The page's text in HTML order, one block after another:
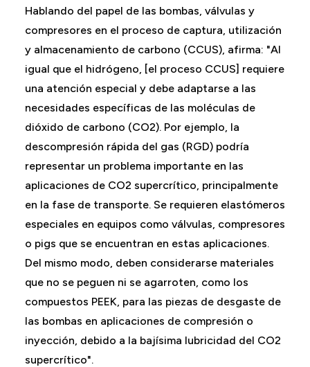
Hablando del papel de las bombas, válvulas y
compresores en el proceso de captura, utilización
y almacenamiento de carbono (CCUS), afirma: "Al
igual que el hidrógeno, [el proceso CCUS] requiere
una atención especial y debe adaptarse a las
necesidades específicas de las moléculas de
dióxido de carbono (CO2). Por ejemplo, la
descompresión rápida del gas (RGD) podría
representar un problema importante en las
aplicaciones de CO2 supercrítico, principalmente
en la fase de transporte. Se requieren elastómeros
especiales en equipos como válvulas, compresores
o pigs que se encuentran en estas aplicaciones.
Del mismo modo, deben considerarse materiales
que no se peguen ni se agarroten, como los
compuestos PEEK, para las piezas de desgaste de
las bombas en aplicaciones de compresión o
inyección, debido a la bajísima lubricidad del CO2
supercrítico".